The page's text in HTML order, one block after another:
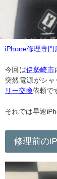
iPhone修理専門
今回は伊勢崎市
突然電源がシ
リー交換依頼で
それでは早速
修理前の